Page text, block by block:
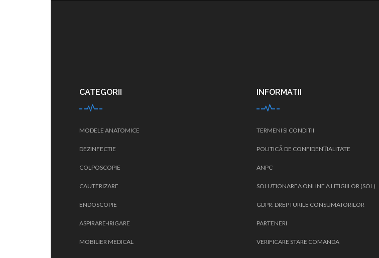
CATEGORII
MODELE ANATOMICE
DEZINFECTIE
COLPOSCOPIE
CAUTERIZARE
ENDOSCOPIE
ASPIRARE-IRIGARE
MOBILIER MEDICAL
INFORMATII
TERMENI SI CONDITII
POLITICĂ DE CONFIDENȚIALITATE
ANPC
SOLUTIONAREA ONLINE A LITIGIILOR (SOL)
GDPR: DREPTURILE CONSUMATORILOR
PARTENERI
VERIFICARE STARE COMANDA